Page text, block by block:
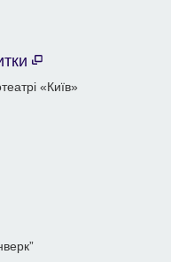
«Київ»